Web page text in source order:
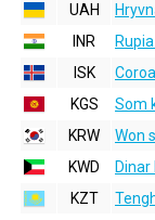
UAH
INR
ISK
KGS
Som
KRW
Won
KWD
KZT